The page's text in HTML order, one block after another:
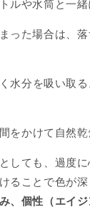
ルや水筒と一
った場合は、
水分を吸い取る
をかけて自然乾
しても、過度に
ることで色が深
、個性（エイ